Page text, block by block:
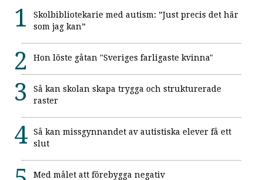
Skolbibliotekarie med autism: ”Just precis det här
som jag kan”
Hon löste gåtan "Sveriges farligaste kvinna"
Så kan skolan skapa trygga och strukturerade
raster
Så kan missgynnandet av autistiska elever få ett
slut
Med målet att förebygga negativ